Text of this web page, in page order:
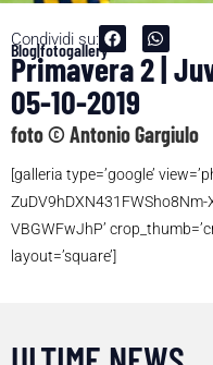
Condividi su:
Blog|fotogallery
Primavera 2 |
05-10-2019
foto © Antonio Gargiulo
[galleria type=’google’
VBGWFwJhP’
layout=’square’]